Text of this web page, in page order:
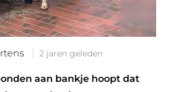
2 jaren geleden
aan bankje hoopt dat